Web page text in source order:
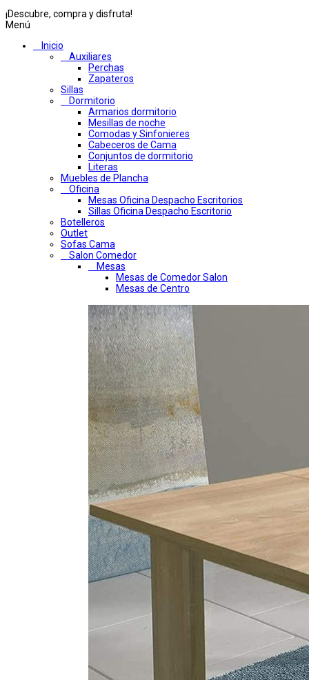
¡Descubre, compra y disfruta!
Menú
Inicio
Auxiliares
Perchas
Zapateros
Sillas
Dormitorio
Armarios dormitorio
Mesillas de noche
Comodas y Sinfonieres
Cabeceros de Cama
Conjuntos de dormitorio
Literas
Muebles de Plancha
Oficina
Mesas Oficina Despacho Escritorios
Sillas Oficina Despacho Escritorio
Botelleros
Outlet
Sofas Cama
Salon Comedor
Mesas
Mesas de Comedor Salon
Mesas de Centro